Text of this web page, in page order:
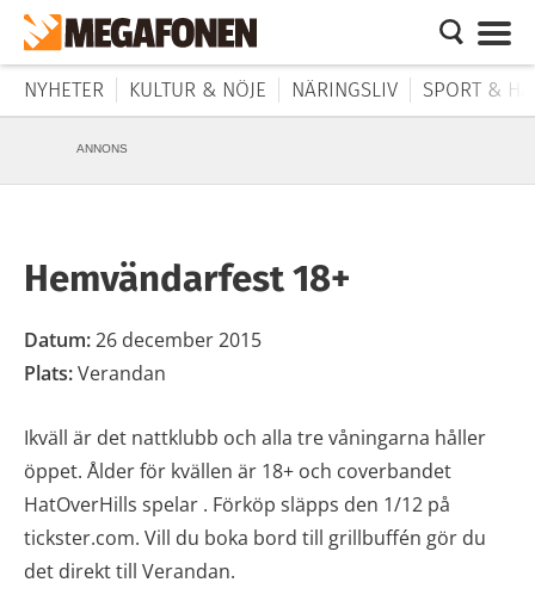
NYHETER KULTUR & NÖJE NÄRINGSLIV SPORT &
ANNONS
Hemvändarfest 18+
Datum:26 december 2015
Plats:Verandan
Ikväll är det nattklubb och alla tre våningarna håller
öppet. Ålder för kvällen är 18+ och coverbandet
HatOverHills spelar . Förköp släpps den 1/12 på
tickster.com. Vill du boka bord till grillbuffén gör du
det direkt till Verandan.